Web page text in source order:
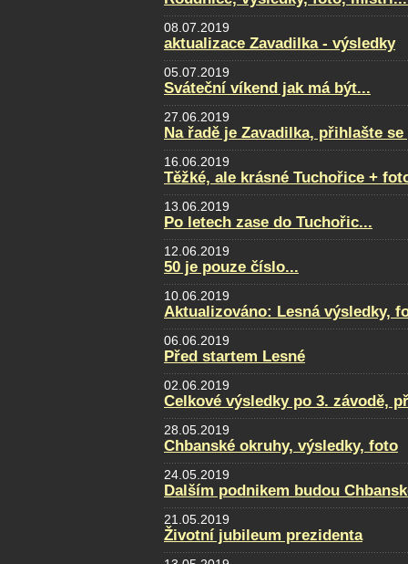
08.07.2019
aktualizace Zavadilka - výsledky
05.07.2019
Sváteční víkend jak má být...
27.06.2019
Na řadě je Zavadilka, přihlašte
16.06.2019
Těžké, ale krásné Tuchořice +
13.06.2019
Po letech zase do Tuchořic...
12.06.2019
50 je pouze číslo...
10.06.2019
Aktualizováno: Lesná výsledky,
06.06.2019
Před startem Lesné
02.06.2019
Celkové výsledky po 3. závodě,
28.05.2019
Chbanské okruhy, výsledky, foto
24.05.2019
Dalším podnikem budou
21.05.2019
Životní jubileum prezidenta